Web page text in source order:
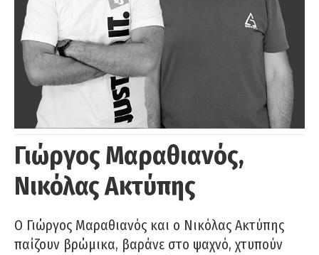
Γιώργος Μαραθιανός,
Νικόλας Ακτύπης
Ο Γιώργος Μαραθιανός και ο Νικόλας Ακτύπης
παίζουν βρώμικα, βαράνε στο ψαχνό, χτυπούν